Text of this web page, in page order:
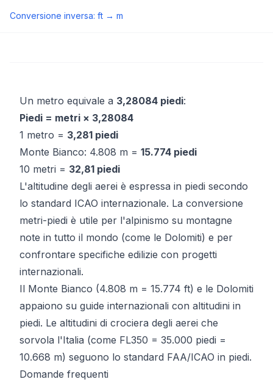
Conversione inversa: ft → m
Un metro equivale a 3,28084 piedi:
Piedi = metri × 3,28084
1 metro = 3,281 piedi
Monte Bianco: 4.808 m = 15.774 piedi
10 metri = 32,81 piedi
L'altitudine degli aerei è espressa in piedi secondo
lo standard ICAO internazionale. La conversione
metri-piedi è utile per l'alpinismo su montagne
note in tutto il mondo (come le Dolomiti) e per
confrontare specifiche edilizie con progetti
internazionali.
Il Monte Bianco (4.808 m = 15.774 ft) e le Dolomiti
appaiono su guide internazionali con altitudini in
piedi. Le altitudini di crociera degli aerei che
sorvola l'Italia (come FL350 = 35.000 piedi =
10.668 m) seguono lo standard FAA/ICAO in piedi.
Domande frequenti